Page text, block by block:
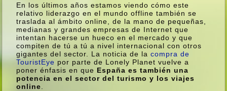
En los últimos años estamos viendo cómo este
relativo liderazgo en el mundo offline también se
traslada al ámbito online, de la mano de pequeñas,
medianas y grandes empresas de Internet que
intentan hacerse un hueco en el mercado y que
compiten de tú a tú a nivel internacional con otros
gigantes del sector. La noticia de lacompra de
TouristEye por parte de Lonely Planet vuelve a
poner énfasis en que España es también una
potencia en el sector del turismo y los viajes
online